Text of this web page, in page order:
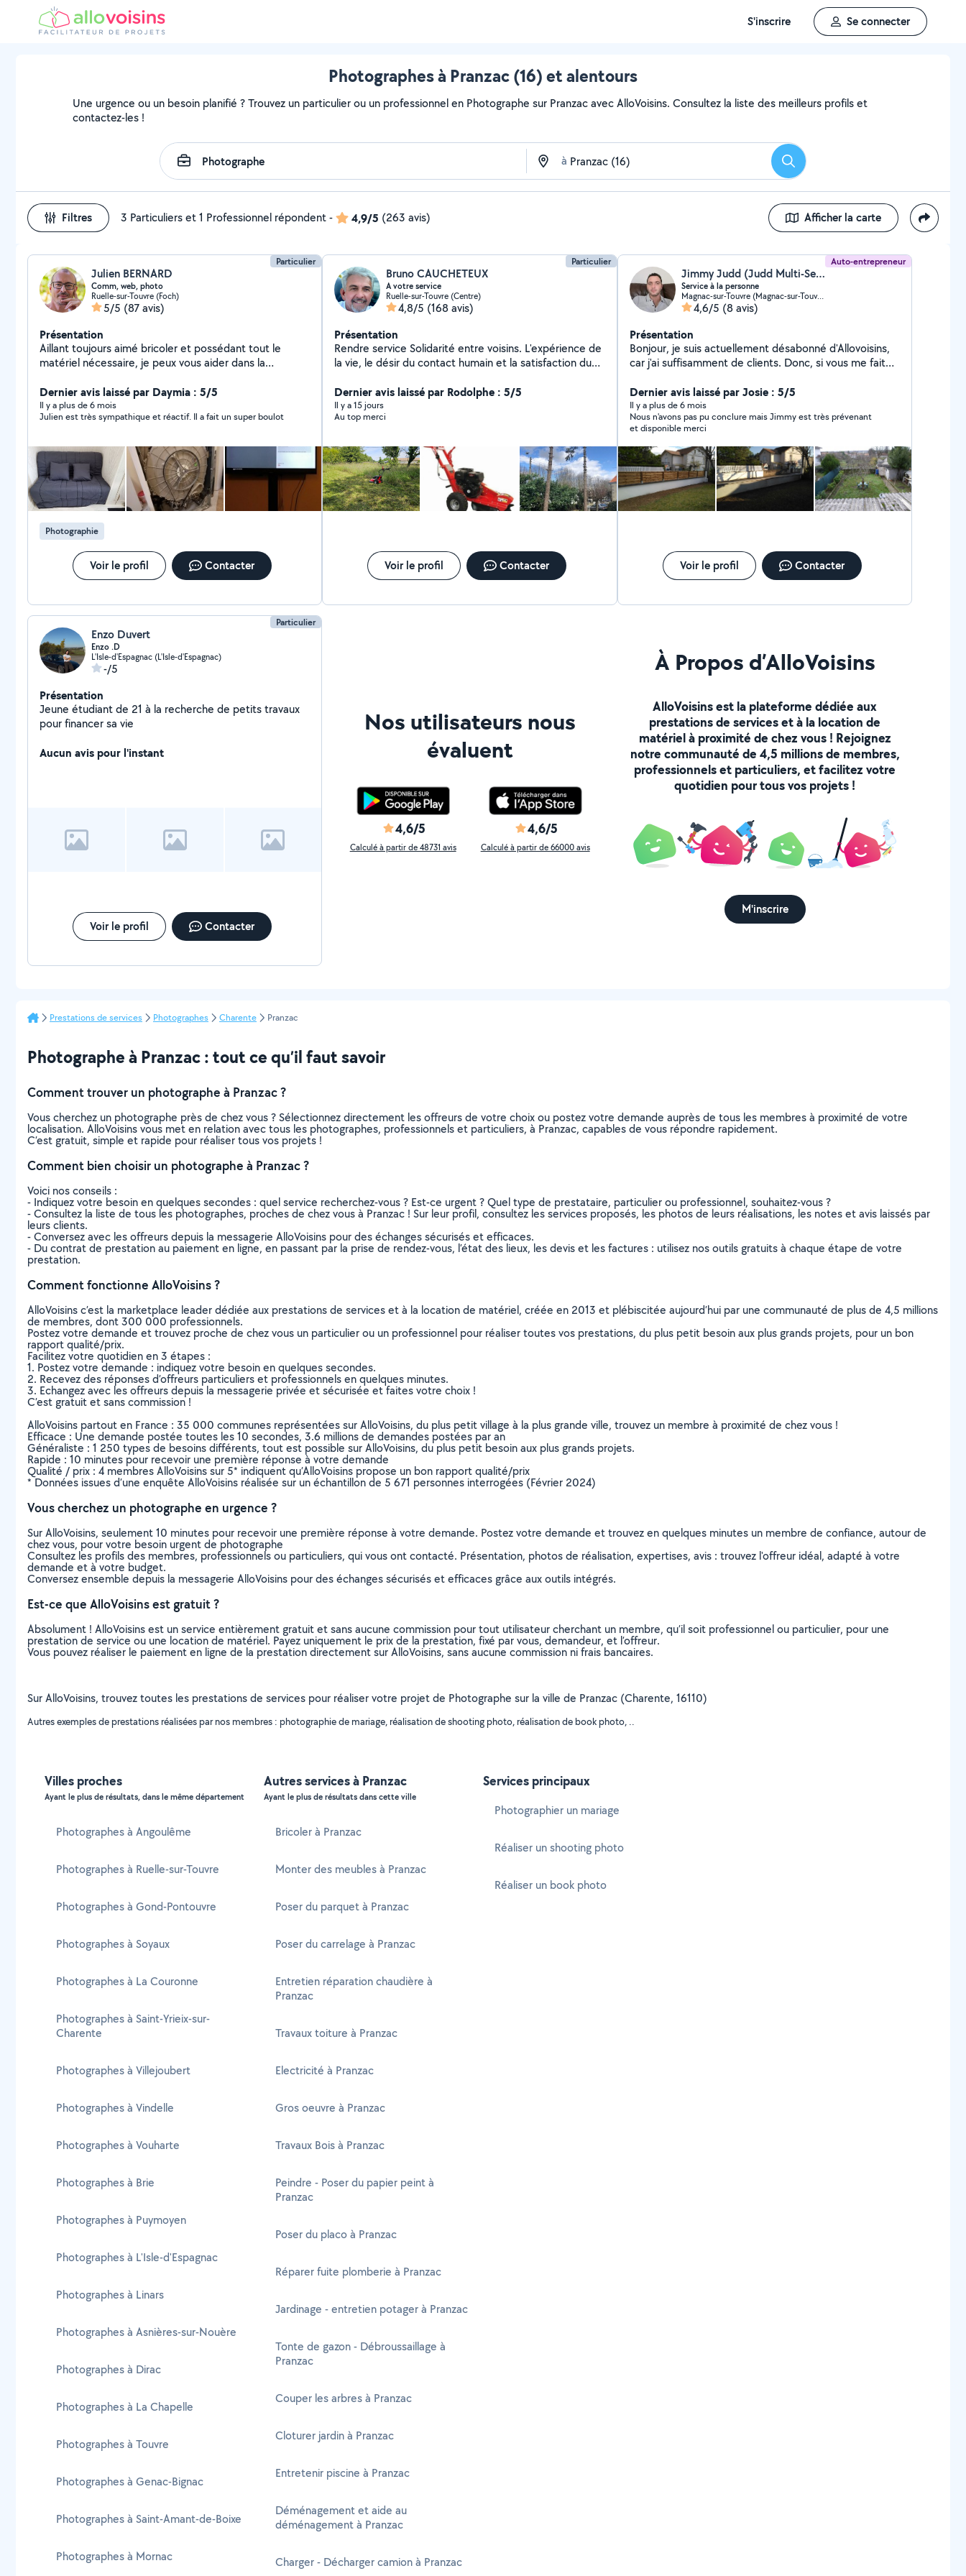
S'inscrire Se connecter
Photographes à Pranzac (16) et alentours
Une urgence ou un besoin planifié ? Trouvez un particulier ou un professionnel en Photographe sur Pranzac avec AlloVoisins. Consultez la liste des meilleurs profils et
contactez-les !
à Rechercher
Filtres 3 Particuliers et 1 Professionnel répondent- 4,9/5 (263 avis) Afficher la carte
Particulier
Julien BERNARD
Comm, web, photo
Ruelle-sur-Touvre (Foch)
5/5 (87 avis)
Présentation
Aillant toujours aimé bricoler et possédant tout le
matériel nécessaire, je peux vous aider dans la
meubles, informatique, web ou tout autre selon vos
besoins ... attentif et rigoureux, je prendrais à coeur les
tâches que vous me confierez.
Dernier avis laissé par Daymia : 5/5
Il y a plus de 6 mois
Julien est très sympathique et réactif. Il a fait un super boulot
Photographie
Voir le profil Contacter
Particulier
Bruno CAUCHETEUX
A votre service
Ruelle-sur-Touvre (Centre)
4,8/5 (168 avis)
Présentation
Rendre service Solidarité entre voisins. L'expérience de
la vie, le désir du contact humain et la satisfaction du
dire gratuité.....
Dernier avis laissé par Rodolphe : 5/5
Il y a 15 jours
Au top merci
Voir le profil Contacter
Auto-entrepreneur
Jimmy Judd (Judd Multi-Services)
Service à la personne
Magnac-sur-Touvre (Magnac-sur-Touvre)
4,6/5 (8 avis)
Présentation
Bonjour, je suis actuellement désabonné d'Allovoisins,
car j'ai suffisamment de clients. Donc, si vous me faites
sur le site. Cordialement, Monsieur Judd.
Dernier avis laissé par Josie : 5/5
Il y a plus de 6 mois
Nous n'avons pas pu conclure mais Jimmy est très prévenant
et disponible merci
Voir le profil Contacter
Particulier
Enzo Duvert
Enzo .D
L'Isle-d'Espagnac (L'Isle-d'Espagnac)
-/5
Présentation
Jeune étudiant de 21 à la recherche de petits travaux
pour financer sa vie
Aucun avis pour l'instant
Voir le profil Contacter
Nos utilisateurs nous
évaluent
4,6/5
Calculé à partir de 48731 avis
4,6/5
Calculé à partir de 66000 avis
À Propos d’AlloVoisins
AlloVoisins est la plateforme dédiée aux
prestations de services et à la location de
matériel à proximité de chez vous ! Rejoignez
notre communauté de 4,5 millions de membres,
professionnels et particuliers, et facilitez votre
quotidien pour tous vos projets !
M'inscrire
Prestations de services Photographes Charente Pranzac
Photographe à Pranzac : tout ce qu’il faut savoir
Comment trouver un photographe à Pranzac ?
Vous cherchez un photographe près de chez vous ? Sélectionnez directement les offreurs de votre choix ou postez votre demande auprès de tous les membres à proximité de votre
localisation. AlloVoisins vous met en relation avec tous les photographes, professionnels et particuliers, à Pranzac, capables de vous répondre rapidement.
C’est gratuit, simple et rapide pour réaliser tous vos projets !
Comment bien choisir un photographe à Pranzac ?
Voici nos conseils :
- Indiquez votre besoin en quelques secondes : quel service recherchez-vous ? Est-ce urgent ? Quel type de prestataire, particulier ou professionnel, souhaitez-vous ?
- Consultez la liste de tous les photographes, proches de chez vous à Pranzac ! Sur leur profil, consultez les services proposés, les photos de leurs réalisations, les notes et avis laissés par
leurs clients.
- Conversez avec les offreurs depuis la messagerie AlloVoisins pour des échanges sécurisés et efficaces.
- Du contrat de prestation au paiement en ligne, en passant par la prise de rendez-vous, l’état des lieux, les devis et les factures : utilisez nos outils gratuits à chaque étape de votre
prestation.
Comment fonctionne AlloVoisins ?
AlloVoisins c’est la marketplace leader dédiée aux prestations de services et à la location de matériel, créée en 2013 et plébiscitée aujourd’hui par une communauté de plus de 4,5 millions
de membres, dont 300 000 professionnels.
Postez votre demande et trouvez proche de chez vous un particulier ou un professionnel pour réaliser toutes vos prestations, du plus petit besoin aux plus grands projets, pour un bon
rapport qualité/prix.
Facilitez votre quotidien en 3 étapes :
1. Postez votre demande : indiquez votre besoin en quelques secondes.
2. Recevez des réponses d’offreurs particuliers et professionnels en quelques minutes.
3. Echangez avec les offreurs depuis la messagerie privée et sécurisée et faites votre choix !
C’est gratuit et sans commission !
AlloVoisins partout en France : 35 000 communes représentées sur AlloVoisins, du plus petit village à la plus grande ville, trouvez un membre à proximité de chez vous !
Efficace : Une demande postée toutes les 10 secondes, 3.6 millions de demandes postées par an
Généraliste : 1 250 types de besoins différents, tout est possible sur AlloVoisins, du plus petit besoin aux plus grands projets.
Rapide : 10 minutes pour recevoir une première réponse à votre demande
Qualité / prix : 4 membres AlloVoisins sur 5* indiquent qu’AlloVoisins propose un bon rapport qualité/prix
* Données issues d’une enquête AlloVoisins réalisée sur un échantillon de 5 671 personnes interrogées (Février 2024)
Vous cherchez un photographe en urgence ?
Sur AlloVoisins, seulement 10 minutes pour recevoir une première réponse à votre demande. Postez votre demande et trouvez en quelques minutes un membre de confiance, autour de
chez vous, pour votre besoin urgent de photographe
Consultez les profils des membres, professionnels ou particuliers, qui vous ont contacté. Présentation, photos de réalisation, expertises, avis : trouvez l'offreur idéal, adapté à votre
demande et à votre budget.
Conversez ensemble depuis la messagerie AlloVoisins pour des échanges sécurisés et efficaces grâce aux outils intégrés.
Est-ce que AlloVoisins est gratuit ?
Absolument ! AlloVoisins est un service entièrement gratuit et sans aucune commission pour tout utilisateur cherchant un membre, qu’il soit professionnel ou particulier, pour une
prestation de service ou une location de matériel. Payez uniquement le prix de la prestation, fixé par vous, demandeur, et l’offreur.
Vous pouvez réaliser le paiement en ligne de la prestation directement sur AlloVoisins, sans aucune commission ni frais bancaires.
Sur AlloVoisins, trouvez toutes les prestations de services pour réaliser votre projet de Photographe sur la ville de Pranzac (Charente, 16110)
Autres exemples de prestations réalisées par nos membres : photographie de mariage, réalisation de shooting photo, réalisation de book photo, ..
Villes proches
Ayant le plus de résultats, dans le même département
Photographes à Angoulême
Photographes à Ruelle-sur-Touvre
Photographes à Gond-Pontouvre
Photographes à Soyaux
Photographes à La Couronne
Photographes à Saint-Yrieix-sur-
Charente
Photographes à Villejoubert
Photographes à Vindelle
Photographes à Vouharte
Photographes à Brie
Photographes à Puymoyen
Photographes à L'Isle-d'Espagnac
Photographes à Linars
Photographes à Asnières-sur-Nouère
Photographes à Dirac
Photographes à La Chapelle
Photographes à Touvre
Photographes à Genac-Bignac
Photographes à Saint-Amant-de-Boixe
Photographes à Mornac
Autres services à Pranzac
Ayant le plus de résultats dans cette ville
Bricoler à Pranzac
Monter des meubles à Pranzac
Poser du parquet à Pranzac
Poser du carrelage à Pranzac
Entretien réparation chaudière à
Pranzac
Travaux toiture à Pranzac
Electricité à Pranzac
Gros oeuvre à Pranzac
Travaux Bois à Pranzac
Peindre - Poser du papier peint à
Pranzac
Poser du placo à Pranzac
Réparer fuite plomberie à Pranzac
Jardinage - entretien potager à Pranzac
Tonte de gazon - Débroussaillage à
Pranzac
Couper les arbres à Pranzac
Cloturer jardin à Pranzac
Entretenir piscine à Pranzac
Déménagement et aide au
déménagement à Pranzac
Charger - Décharger camion à Pranzac
Services principaux
Photographier un mariage
Réaliser un shooting photo
Réaliser un book photo